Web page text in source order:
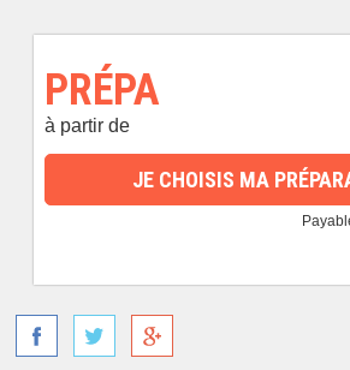
PRÉPA
à partir de
JE CHOISIS MA